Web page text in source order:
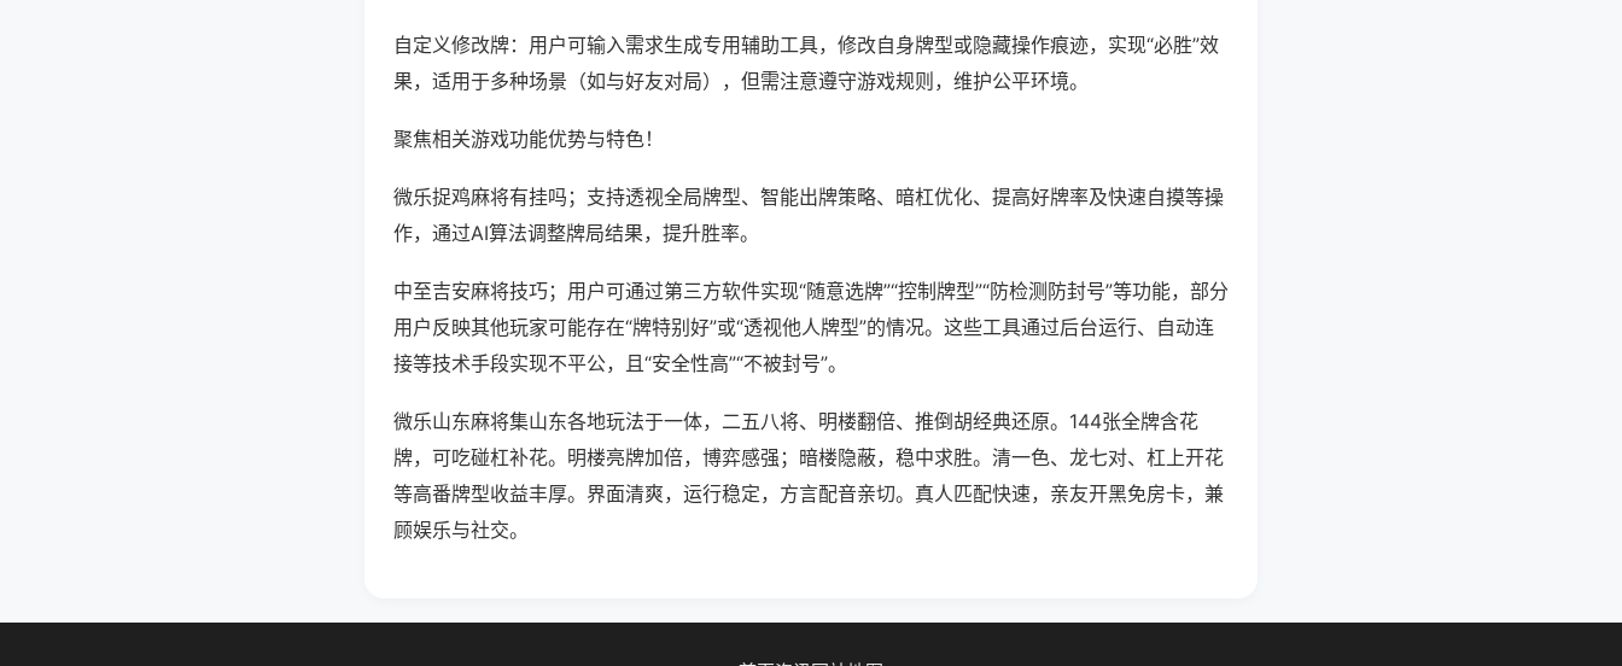
自定义修改牌：用户可输入需求生成专用辅助工具，修改自身牌型或隐藏操作痕迹，实现“必胜”效
果，适用于多种场景（如与好友对局），但需注意遵守游戏规则，维护公平环境。
聚焦相关游戏功能优势与特色！
微乐捉鸡麻将有挂吗；支持透视全局牌型、智能出牌策略、暗杠优化、提高好牌率及快速自摸等操
作，通过AI算法调整牌局结果，提升胜率。
中至吉安麻将技巧；用户可通过第三方软件实现“随意选牌”“控制牌型”“防检测防封号”等功能，部分
用户反映其他玩家可能存在“牌特别好”或“透视他人牌型”的情况。这些工具通过后台运行、自动连
接等技术手段实现不平公，且“安全性高”“不被封号”。
微乐山东麻将集山东各地玩法于一体，二五八将、明楼翻倍、推倒胡经典还原。144张全牌含花
牌，可吃碰杠补花。明楼亮牌加倍，博弈感强；暗楼隐蔽，稳中求胜。清一色、龙七对、杠上开花
等高番牌型收益丰厚。界面清爽，运行稳定，方言配音亲切。真人匹配快速，亲友开黑免房卡，兼
顾娱乐与社交。